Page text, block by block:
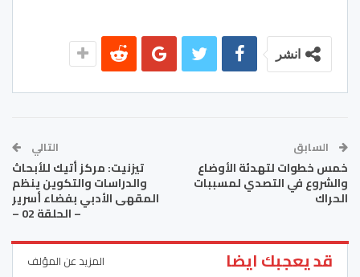
انشر
السابق
خمس خطوات لتهدئة الأوضاع
والشروع في التصدي لمسببات
الحراك
التالي
تيزنيت: مركز أتيك للأبحاث
والدراسات والتكوين ينظم
المقهى الأدبي بفضاء أسرير
– الحلقة 02 –
قد يعجبك ايضا المزيد عن المؤلف